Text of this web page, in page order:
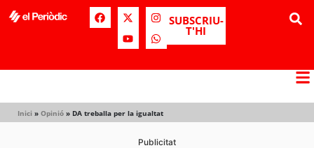
SUBSCRIU-
T'HI
Inici » Opinió » DA treballa per la igualtat
Publicitat